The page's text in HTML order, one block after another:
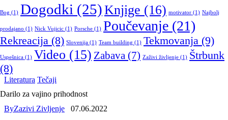
Bog (1) Dogodki (25)Knjige (16) motivator (1) Najbolj
prodajano (1) Nick Vujicic (1) Porsche (1) Poučevanje (21)
Rekreacija (8) Slovenija (1) Team building (1) Tekmovanja (9)
Uspešnica (1) Video (15) Zabava (7) Zaživi življenje (1) Štrbunk
(8)
Literatura Tečaji
Darilo za vajino prihodnost
ByZazivi Zivljenje 07.06.2022